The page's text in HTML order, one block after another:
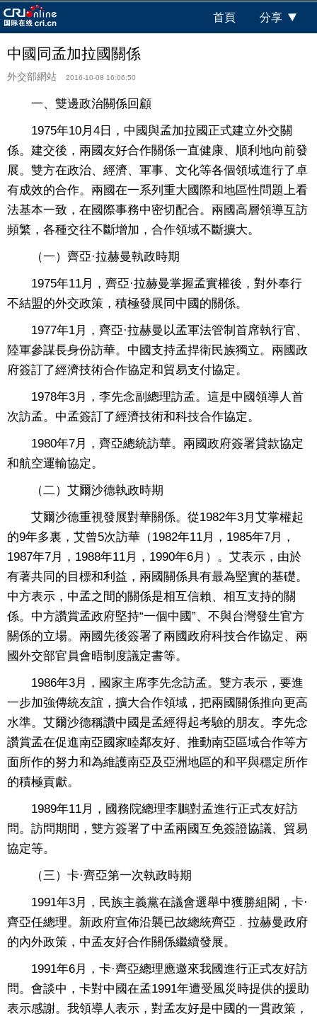
首頁 分享
中國同孟加拉國關係
外交部網站 2016-10-08 16:06:50
一、雙邊政治關係回顧
1975年10月4日，中國與孟加拉國正式建立外交關
係。建交後，兩國友好合作關係一直健康、順利地向前發
展。雙方在政治、經濟、軍事、文化等各個領域進行了卓
有成效的合作。兩國在一系列重大國際和地區性問題上看
法基本一致，在國際事務中密切配合。兩國高層領導互訪
頻繁，各種交往不斷增加，合作領域不斷擴大。
（一）齊亞·拉赫曼執政時期
1975年11月，齊亞·拉赫曼掌握孟實權後，對外奉行
不結盟的外交政策，積極發展同中國的關係。
1977年1月，齊亞·拉赫曼以孟軍法管制首席執行官、
陸軍參謀長身份訪華。中國支持孟捍衛民族獨立。兩國政
府簽訂了經濟技術合作協定和貿易支付協定。
1978年3月，李先念副總理訪孟。這是中國領導人首
次訪孟。中孟簽訂了經濟技術和科技合作協定。
1980年7月，齊亞總統訪華。兩國政府簽署貸款協定
和航空運輸協定。
（二）艾爾沙德執政時期
艾爾沙德重視發展對華關係。從1982年3月艾掌權起
的9年多裏，艾曾5次訪華（1982年11月，1985年7月，
1987年7月，1988年11月，1990年6月）。艾表示，由於
有著共同的目標和利益，兩國關係具有最為堅實的基礎。
中方表示，中孟之間的關係是相互信賴、相互支持的關
係。中方讚賞孟政府堅持“一個中國”、不與台灣發生官方
關係的立場。兩國先後簽署了兩國政府科技合作協定、兩
國外交部官員會晤制度議定書等。
1986年3月，國家主席李先念訪孟。雙方表示，要進
一步加強傳統友誼，擴大合作領域，把兩國關係推向更高
水準。艾爾沙德稱讚中國是孟經得起考驗的朋友。李先念
讚賞孟在促進南亞國家睦鄰友好、推動南亞區域合作等方
面所作的努力和為維護南亞及亞洲地區的和平與穩定所作
的積極貢獻。
1989年11月，國務院總理李鵬對孟進行正式友好訪
問。訪問期間，雙方簽署了中孟兩國互免簽證協議、貿易
協定等。
（三）卡·齊亞第一次執政時期
1991年3月，民族主義黨在議會選舉中獲勝組閣，卡·
齊亞任總理。新政府宣佈沿襲已故總統齊亞﹒拉赫曼政府
的內外政策，中孟友好合作關係繼續發展。
1991年6月，卡·齊亞總理應邀來我國進行正式友好訪
問。會談中，卡對中國在孟1991年遭受風災時提供的援助
表示感謝。我領導人表示，對孟友好是中國的一貫政策，